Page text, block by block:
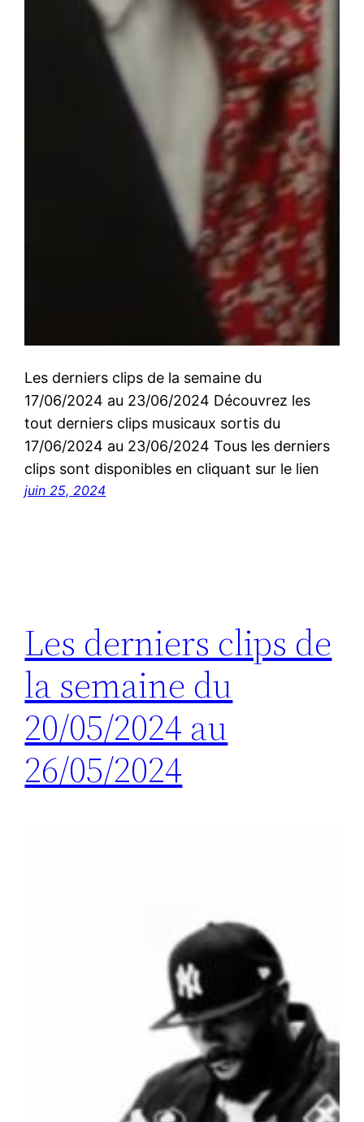
Les derniers clips de la semaine du
17/06/2024 au 23/06/2024 Découvrez les
tout derniers clips musicaux sortis du
17/06/2024 au 23/06/2024 Tous les derniers
clips sont disponibles en cliquant sur le lien
juin 25, 2024
Les derniers clips de
la semaine du
20/05/2024 au
26/05/2024